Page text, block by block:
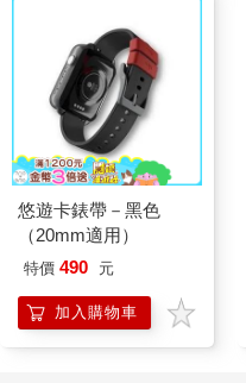
悠遊卡錶帶－黑色
（20mm適用）
特價 490 元
加入購物車